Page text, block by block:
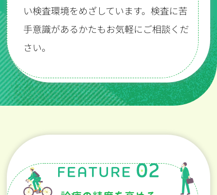
い検査環境をめざしています。検査に苦
手意識があるかたもお気軽にご相談くだ
さい。